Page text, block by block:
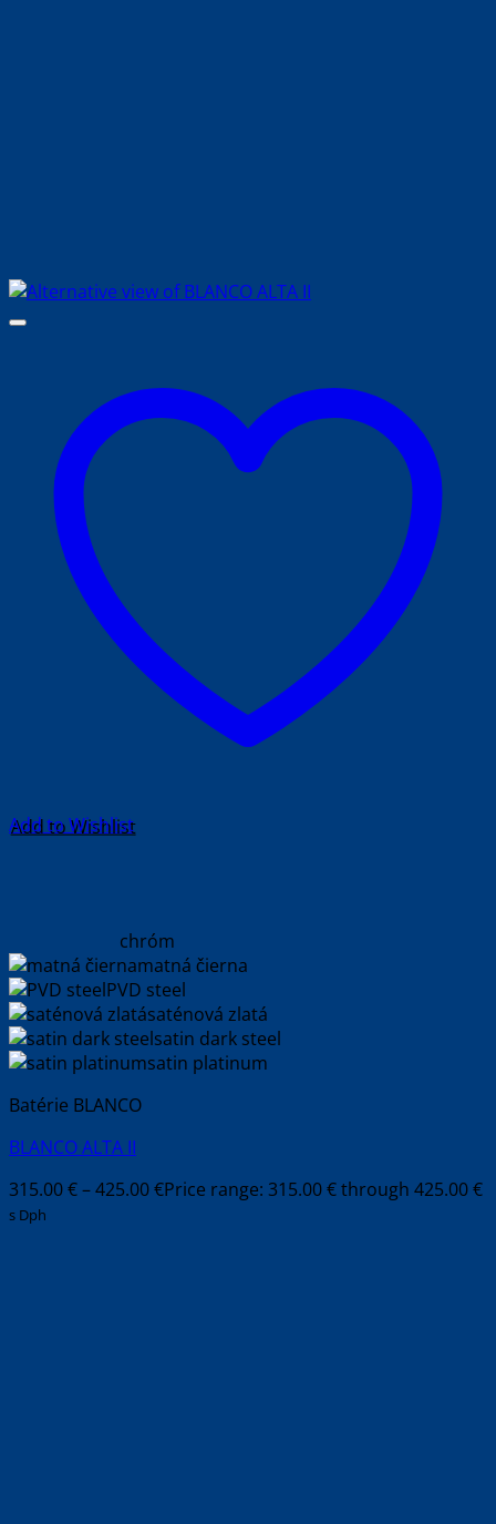
Add to Wishlist
chróm
matná čierna
PVD steel
saténová zlatá
satin dark steel
satin platinum
Batérie BLANCO
BLANCO ALTA II
315.00€–425.00€Price range: 315.00 € through 425.00 €
s Dph